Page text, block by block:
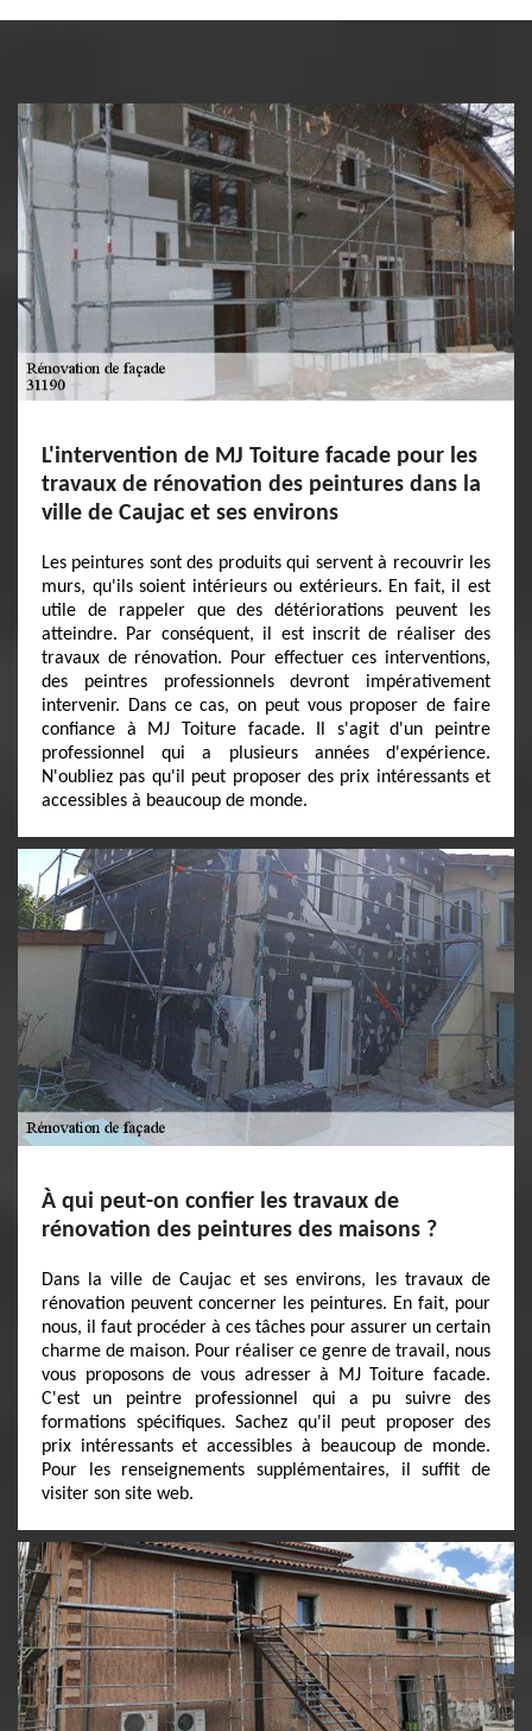
L'intervention de MJ Toiture facade pour les
travaux de rénovation des peintures dans la
ville de Caujac et ses environs
Les peintures sont des produits qui servent à recouvrir les
murs, qu'ils soient intérieurs ou extérieurs. En fait, il est
utile de rappeler que des détériorations peuvent les
atteindre. Par conséquent, il est inscrit de réaliser des
travaux de rénovation. Pour effectuer ces interventions,
des peintres professionnels devront impérativement
intervenir. Dans ce cas, on peut vous proposer de faire
confiance à MJ Toiture facade. Il s'agit d'un peintre
professionnel qui a plusieurs années d'expérience.
N'oubliez pas qu'il peut proposer des prix intéressants et
accessibles à beaucoup de monde.
À qui peut-on confier les travaux de
rénovation des peintures des maisons ?
Dans la ville de Caujac et ses environs, les travaux de
rénovation peuvent concerner les peintures. En fait, pour
nous, il faut procéder à ces tâches pour assurer un certain
charme de maison. Pour réaliser ce genre de travail, nous
vous proposons de vous adresser à MJ Toiture facade.
C'est un peintre professionnel qui a pu suivre des
formations spécifiques. Sachez qu'il peut proposer des
prix intéressants et accessibles à beaucoup de monde.
Pour les renseignements supplémentaires, il suffit de
visiter son site web.